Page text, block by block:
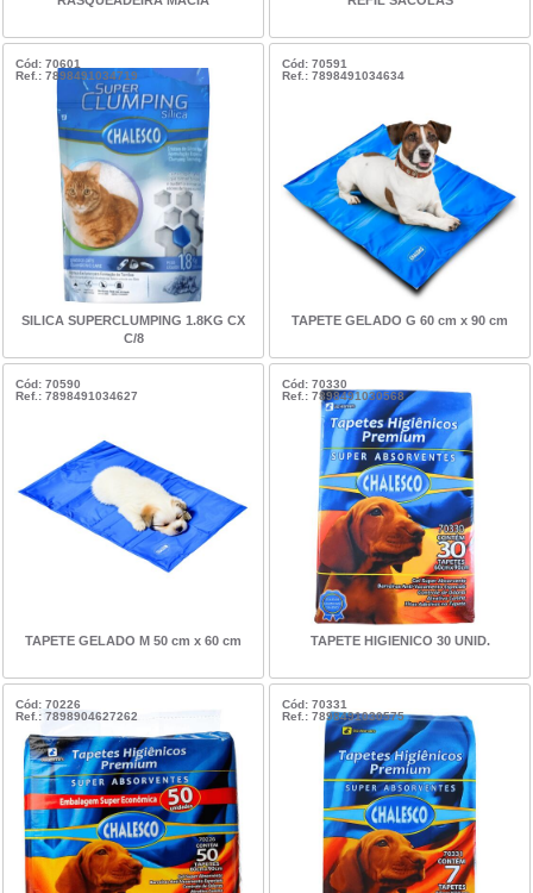
Cód: 70601
Ref.: 7898491034719
SILICA SUPERCLUMPING 1.8KG CX
C/8
Cód: 70591
Ref.: 7898491034634
TAPETE GELADO G 60 cm x 90 cm
Cód: 70590
Ref.: 7898491034627
TAPETE GELADO M 50 cm x 60 cm
Cód: 70330
Ref.: 7898491030568
TAPETE HIGIENICO 30 UNID.
Cód: 70226
Ref.: 7898904627262
Cód: 70331
Ref.: 7898491030575